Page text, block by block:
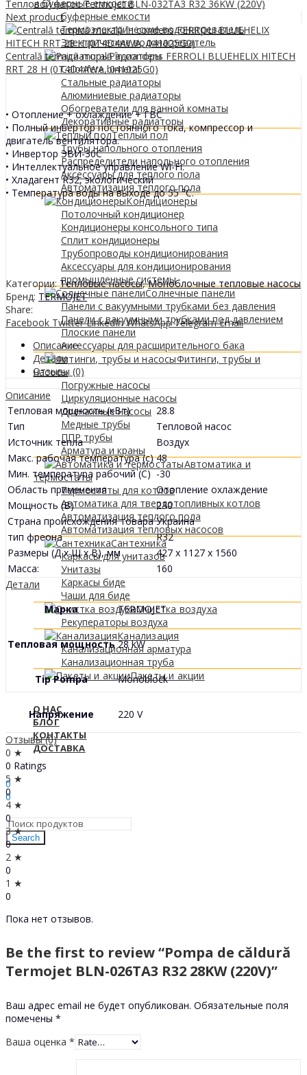
и буферные емкости
буферные емкости
Термоэлектрические водонагреватель
Электрические водонагреватель
Радиаторы
Calorifere bimetal
Стальные радиаторы
Алюминиевые радиаторы
Обогреватели для ванной комнаты
Декоративные радиаторы
Tеплый пол
Трубы напольного отопления
Распределители напольного отопления
Аксессуары для теплого пола
Автоматизация теплого пола
Кондиционеры
Потолочный кондиционер
Кондиционеры консольного типа
Сплит кондиционеры
Трубопроводы кондиционирования
Аксессуары для кондиционирования
промышленные системы
Солнечные панели
Панели с вакуумными трубками без давления
Панели с вакуумными трубками под давлением
Плоские панели
Аксессуары для расширительного бака
Фитинги, трубы и
насосы
Погружные насосы
Циркуляционные насосы
Дренажные насосы
Медные трубы
ППР трубы
Арматура и краны
Автоматика и
термостаты
Термостаты для котлов
Автоматика для твердотопливных котлов
Автоматизация теплого пола
Автоматизация тепловых насосов
Сантехника
Каркасы для унитазов
Унитазы
Каркасы биде
Чаши для биде
Очистка воздуха
Рекуператоры воздуха
Канализация
Канализационная арматура
Канализационная труба
Пакеты и акции
О НАС
БЛОГ
КОНТАКТЫ
ДОСТАВКА
Hello, Sign In
0
0
0 МДЛ
Search
Тепловой насос Termojet BLN-032TA3 R32 36KW (220V)
Next product
Centrală termică murală în condens FERROLI BLUEHELIX HITECH
RRT 28 H (0T4D4AWA, 041025G0)
• Отопление + охлаждение + ГВС
• Полный инвертор постоянного тока, компрессор и
двигатель вентилятора.
• Инвертор ЭВИ-30С
• Интеллектуальное управление Wi-Fi.
• Хладагент R32, экологический
• Температура воды на выходе до 55 °C.
Категории:Тепловые насосы,Моноблочные тепловые насосы
Бренд: TERMOJET
Share:
Facebook Twitter LinkedIn WhatsApp Telegram Email
Описание
Детали
Отзывы (0)
Описание
Тепловая мощность (кВт)
28.8
Тип
Тепловой насос
Источник тепла
Воздух
Макс. рабочая температура (с) 48
Мин. температура рабочий (С) -30
Область применения
Отопление охлаждение
Мощность (В)
230
Страна происхождения товара Украина
тип фреона
R32
Размеры (Д х Ш х В), мм
427 x 1127 x 1560
Масса:
160
Детали
Марка
TERMOJET
Тепловая мощность 28 kW
Tip Pompa Monoblock
Напряжение
220 V
Отзывы (0)
0 ★
0 Ratings
5 ★
0
4 ★
0
3 ★
0
2 ★
0
1 ★
0
Пока нет отзывов.
Be the first to review “Pompa de căldură
Termojet BLN-026TA3 R32 28KW (220V)”
Ваш адрес email не будет опубликован. Обязательные поля
помечены *
Ваша оценка *